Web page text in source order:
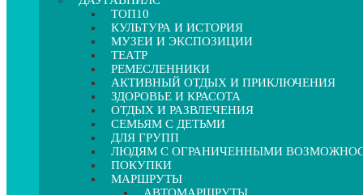
ТОП10
КУЛЬТУРА И ИСТОРИЯ
МУЗЕИ И ЭКСПОЗИЦИИ
ТЕАТР
РЕМЕСЛЕННИКИ
АКТИВНЫЙ ОТДЫХ И ПРИКЛЮЧЕНИЯ
ЗДОРОВЬЕ И КРАСОТА
ОТДЫХ И РАЗВЛЕЧЕНИЯ
СЕМЬЯМ С ДЕТЬМИ
ДЛЯ ГРУПП
ЛЮДЯМ С ОГРАНИЧЕННЫМИ
ПОКУПКИ
МАРШРУТЫ